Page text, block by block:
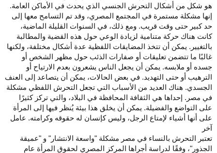
هو شكل من أشكال التحرش الجنسي الذي يحدث في الأماكن العامة.
إنها مشكلة مستمرة في المجتمع المصري، وقد تم التسامح معها إلى
حد كبير حتى وقت قريب. ومع ذلك، في السنوات القليلة الماضية،
كانت هناك حركة متنامية لزيادة الوعي حول هذه القضية والمطالبة
بالتغيير. يمكن أن تتخذ المضايقات اللفظية عدة أشكال مختلفة، ولكنها
غالبًا ما تتضمن تعليقات أو صفارات الذئب حول مظهر الشخص أو
جسده أو ملابسه. يمكن أن يجعل الناس يشعرون بعدم الارتياح أو
الترهيب أو حتى التهديد. في بعض الحالات، يمكن أن يتصاعد إلى العنف
الجسدي. هناك العديد من الأسباب التي تجعل التحرش اللفظي مشكلة
في مصر. إحداها هي الثقافة المحافظة في البلاد، والتي تركز كثيرًا
على التواضع والفضيلة. يمكن أن يخلق هذا بيئة يُنظر فيها إلى المرأة
على أنها أشياء لإمتاع الرجل، وليس كإنسان له حقوقه وكرامته. عامل
آخر
تعتبر التحرش بالنساء في مصر مشكلة "واسعة الانتشار" و "عميقة
الجذور"، وفقًا لدراسة أجراها المركز المصري لحقوق المرأة عام